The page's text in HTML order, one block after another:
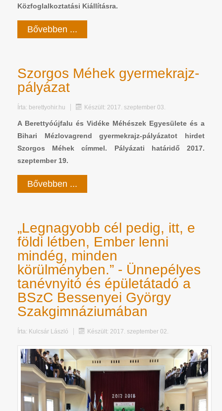
Közfoglalkoztatási Kiállításra.
Bővebben ...
Szorgos Méhek gyermekrajz-
pályázat
Írta: berettyohir.hu Készült: 2017. szeptember 03.
A Berettyóújfalu és Vidéke Méhészek Egyesülete és a
Bihari Mézlovagrend gyermekrajz-pályázatot hirdet
Szorgos Méhek címmel. Pályázati határidő 2017.
szeptember 19.
Bővebben ...
„Legnagyobb cél pedig, itt, e
földi létben, Ember lenni
mindég, minden
körülményben.” - Ünnepélyes
tanévnyitó és épületátadó a
BSzC Bessenyei György
Szakgimnáziumában
Írta: Kulcsár László Készült: 2017. szeptember 02.